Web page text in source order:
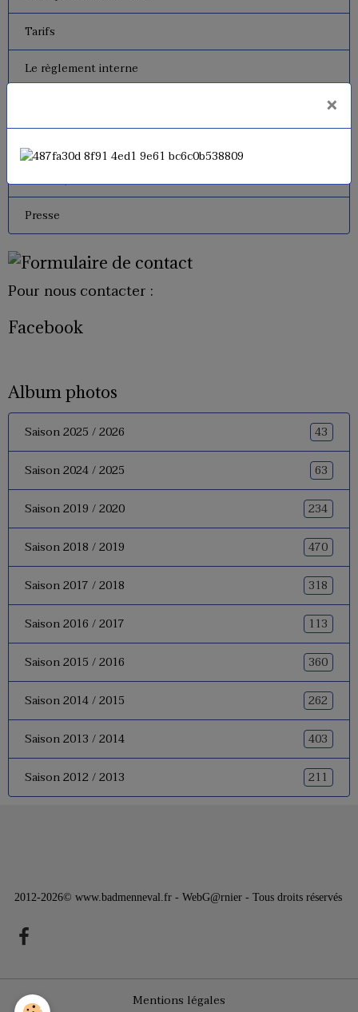
Tarifs
Le règlement interne
Presse
Pour nous contacter :
Facebook
Album photos
Saison 2025 / 2026 43
Saison 2024 / 2025 63
Saison 2019 / 2020 234
Saison 2018 / 2019 470
Saison 2017 / 2018 318
Saison 2016 / 2017 113
Saison 2015 / 2016 360
Saison 2014 / 2015 262
Saison 2013 / 2014 403
Saison 2012 / 2013 211
2012-2026© www.badmenneval.fr - WebG@rnier - Tous droits réservés
Mentions légales
×